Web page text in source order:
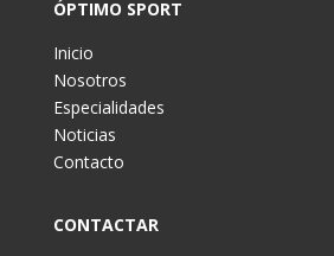
ÓPTIMO SPORT
Inicio
Nosotros
Especialidades
Noticias
Contacto
CONTACTAR